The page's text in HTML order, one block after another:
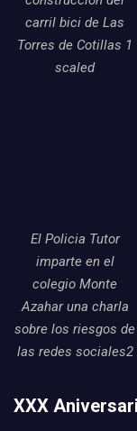
carril bici de Las
Torres de Cotillas 1
scaled
El Policia Tutor
imparte en el
colegio Monte
Azahar una charla
sobre los riesgos de
las redes sociales2
XXX